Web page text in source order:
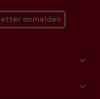
anmelden